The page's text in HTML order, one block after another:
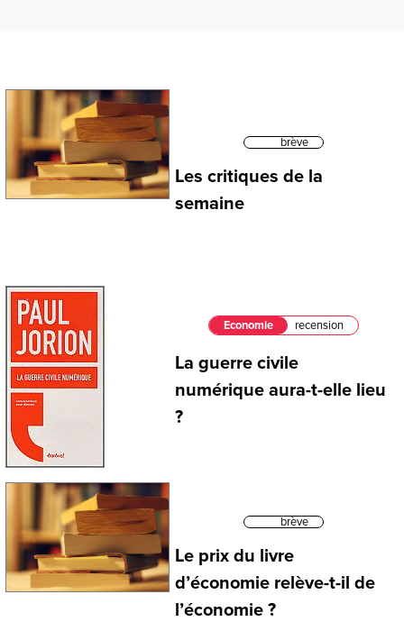
brève
Les critiques de la
semaine
Economie recension
La guerre civile
numérique aura-t-elle lieu
?
brève
Le prix du livre
d’économie relève-t-il de
l’économie ?